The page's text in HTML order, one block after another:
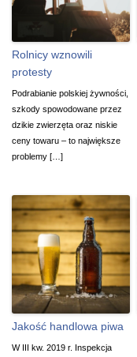
Rolnicy wznowili
protesty
Podrabianie polskiej żywności,
szkody spowodowane przez
dzikie zwierzęta oraz niskie
ceny towaru – to największe
problemy […]
Jakość handlowa piwa
W III kw. 2019 r. Inspekcja